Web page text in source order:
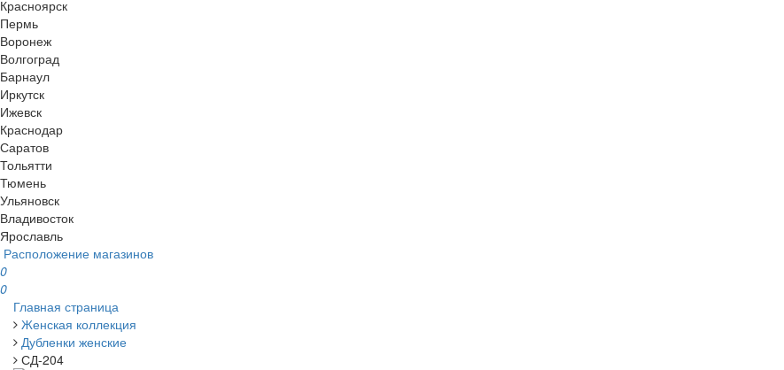
Красноярск
Пермь
Воронеж
Волгоград
Барнаул
Иркутск
Ижевск
Краснодар
Саратов
Тольятти
Тюмень
Ульяновск
Владивосток
Ярославль
Расположение магазинов
0
0
Главная страница
Женская коллекция
Дубленки женские
СД-204